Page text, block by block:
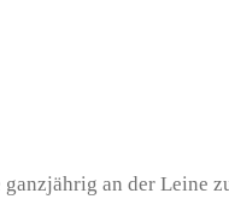
an der Leine